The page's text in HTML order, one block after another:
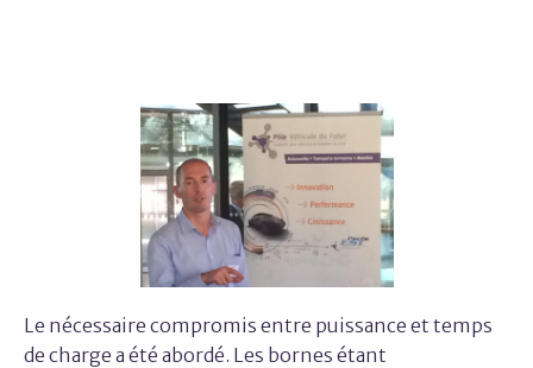
Le nécessaire compromis entre puissance et temps
de charge a été abordé. Les bornes étant